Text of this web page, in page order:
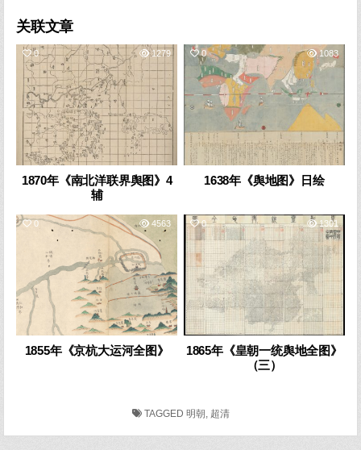
关联文章
0 1279
1870年《南北洋联界舆图》4
辅
0 1083
1638年《舆地图》日绘
0 4563
1855年《京杭大运河全图》
0 1301
1865年《皇朝一统舆地全图》
（三）
TAGGED 明朝 超清